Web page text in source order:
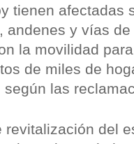
tienen afectadas
andenes y vías
la movilidad
de miles de
las
revitalización del